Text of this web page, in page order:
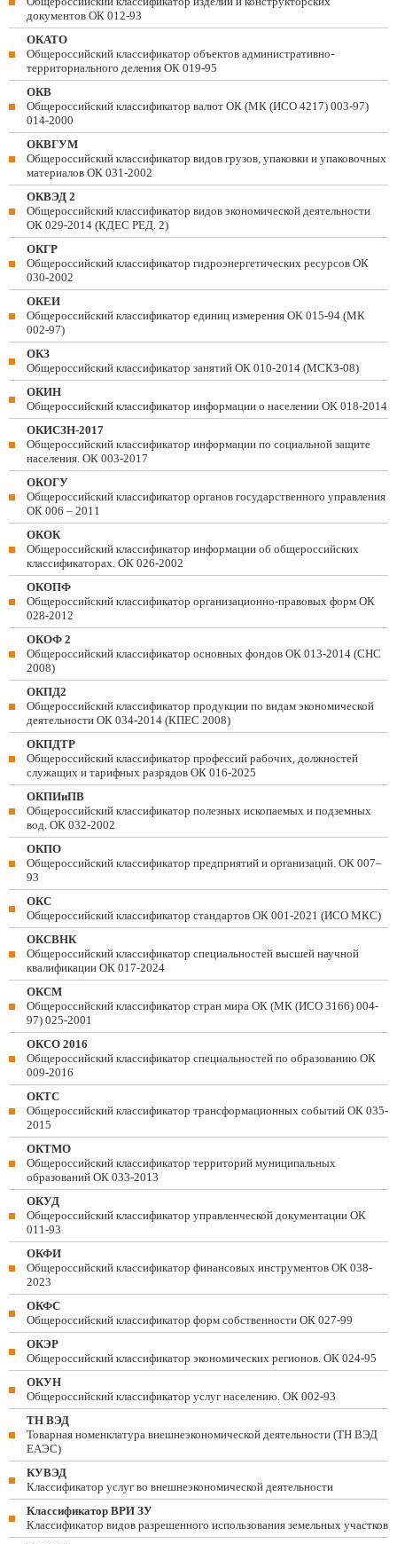
документов ОК 012-93
ОКАТО
Общероссийский классификатор объектов административно-
территориального деления ОК 019-95
ОКВ
Общероссийский классификатор валют ОК (МК (ИСО 4217) 003-97)
014-2000
ОКВГУМ
Общероссийский классификатор видов грузов, упаковки и упаковочных
материалов ОК 031-2002
ОКВЭД 2
Общероссийский классификатор видов экономической деятельности
ОК 029-2014 (КДЕС РЕД. 2)
ОКГР
Общероссийский классификатор гидроэнергетических ресурсов ОК
030-2002
ОКЕИ
Общероссийский классификатор единиц измерения ОК 015-94 (МК
002-97)
ОКЗ
Общероссийский классификатор занятий ОК 010-2014 (МСКЗ-08)
ОКИН
Общероссийский классификатор информации о населении ОК 018-2014
ОКИСЗН-2017
Общероссийский классификатор информации по социальной защите
населения. ОК 003-2017
ОКОГУ
Общероссийский классификатор органов государственного управления
ОК 006 – 2011
ОКОК
Общероссийский классификатор информации об общероссийских
классификаторах. ОК 026-2002
ОКОПФ
Общероссийский классификатор организационно-правовых форм ОК
028-2012
ОКОФ 2
Общероссийский классификатор основных фондов ОК 013-2014 (СНС
2008)
ОКПД2
Общероссийский классификатор продукции по видам экономической
деятельности ОК 034-2014 (КПЕС 2008)
ОКПДТР
Общероссийский классификатор профессий рабочих, должностей
служащих и тарифных разрядов ОК 016-2025
ОКПИиПВ
Общероссийский классификатор полезных ископаемых и подземных
вод. ОК 032-2002
ОКПО
Общероссийский классификатор предприятий и организаций. ОК 007–
93
ОКС
Общероссийский классификатор стандартов ОК 001-2021 (ИСО МКС)
ОКСВНК
Общероссийский классификатор специальностей высшей научной
квалификации ОК 017-2024
ОКСМ
Общероссийский классификатор стран мира ОК (МК (ИСО 3166) 004-
97) 025-2001
ОКСО 2016
Общероссийский классификатор специальностей по образованию ОК
009-2016
ОКТС
Общероссийский классификатор трансформационных событий ОК 035-
2015
ОКТМО
Общероссийский классификатор территорий муниципальных
образований ОК 033-2013
ОКУД
Общероссийский классификатор управленческой документации ОК
011-93
ОКФИ
Общероссийский классификатор финансовых инструментов OK 038-
2023
ОКФС
Общероссийский классификатор форм собственности ОК 027-99
ОКЭР
Общероссийский классификатор экономических регионов. ОК 024-95
ОКУН
Общероссийский классификатор услуг населению. ОК 002-93
ТН ВЭД
Товарная номенклатура внешнеэкономической деятельности (ТН ВЭД
ЕАЭС)
КУВЭД
Классификатор услуг во внешнеэкономической деятельности
Классификатор ВРИ ЗУ
Классификатор видов разрешенного использования земельных участков